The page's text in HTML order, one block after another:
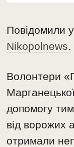
Повідомили у
Nikopolnews.
Волонтери
допомогу
від ворожих
отримали